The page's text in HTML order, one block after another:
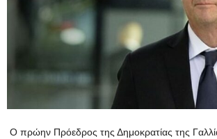
Ο πρώην Πρόεδρος της Δημοκρατίας της